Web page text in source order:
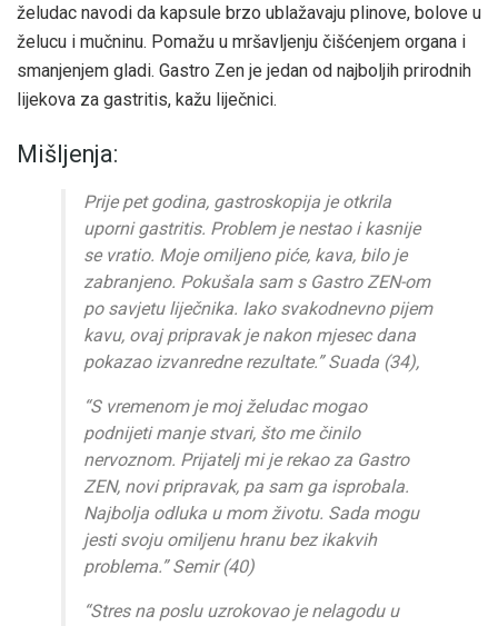
želudac navodi da kapsule brzo ublažavaju plinove, bolove u
želucu i mučninu. Pomažu u mršavljenju čišćenjem organa i
smanjenjem gladi. Gastro Zen je jedan od najboljih prirodnih
lijekova za gastritis, kažu liječnici.
Mišljenja:
Prije pet godina, gastroskopija je otkrila
uporni gastritis. Problem je nestao i kasnije
se vratio. Moje omiljeno piće, kava, bilo je
zabranjeno. Pokušala sam s Gastro ZEN-om
po savjetu liječnika. Iako svakodnevno pijem
kavu, ovaj pripravak je nakon mjesec dana
pokazao izvanredne rezultate.” Suada (34),
“S vremenom je moj želudac mogao
podnijeti manje stvari, što me činilo
nervoznom. Prijatelj mi je rekao za Gastro
ZEN, novi pripravak, pa sam ga isprobala.
Najbolja odluka u mom životu. Sada mogu
jesti svoju omiljenu hranu bez ikakvih
problema.” Semir (40)
“Stres na poslu uzrokovao je nelagodu u